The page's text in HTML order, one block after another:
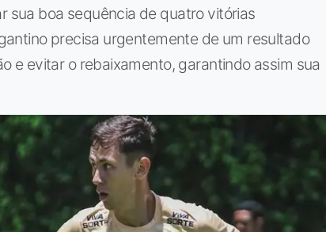
sua boa sequência de quatro vitórias
precisa urgentemente de um resultado
e evitar o rebaixamento, garantindo assim sua